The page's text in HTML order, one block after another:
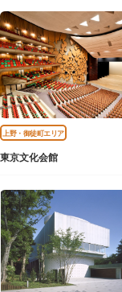
上野・御徒町エリア
東京文化会館